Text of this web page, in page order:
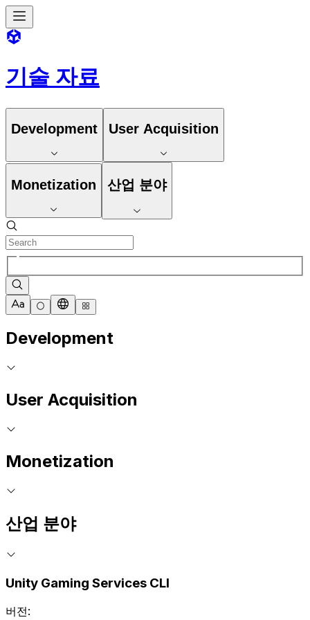
기술 자료
Development User Acquisition
Monetization 산업 분야
Development
User Acquisition
Monetization
산업 분야
Unity Gaming Services CLI
버전: